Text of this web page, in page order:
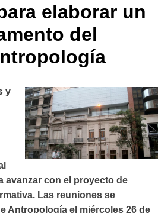
elaborar un
del
y
avanzar con el proyecto de
Las reuniones se
Antropología el miércoles 26 de